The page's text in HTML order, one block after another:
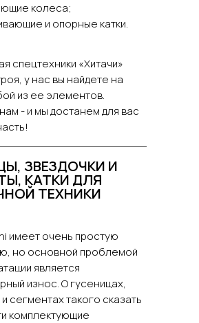
колеса;
и опорные катки.
спецтехники «Хитачи»
у нас вы найдете на
из ее элементов.
- и мы достанем для вас
ЗВЕЗДОЧКИ И
КАТКИ ДЛЯ
ТЕХНИКИ
имеет очень простую
но основной проблемой
является
износ. О гусеницах,
сегментах такого сказать
комплектующие